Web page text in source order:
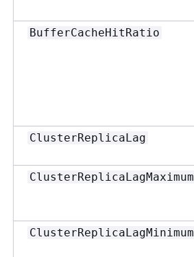
BufferCacheHitRatio
ClusterReplicaLag
ClusterReplicaLagMaximum
ClusterReplicaLagMinimum